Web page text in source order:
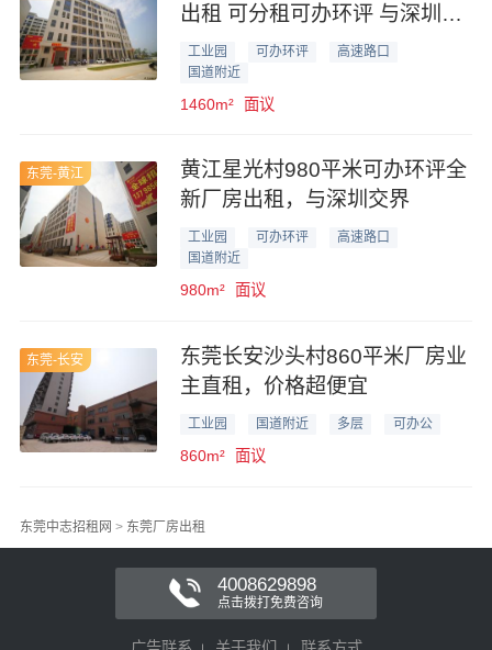
出租 可分租可办环评 与深圳交
界
工业园 可办环评
高速路口
国道附近
1460m² 面议
东莞-黄江
黄江星光村980平米可办环评全
新厂房出租，与深圳交界
工业园 可办环评
高速路口
国道附近
980m² 面议
东莞-长安
东莞长安沙头村860平米厂房业
主直租，价格超便宜
工业园 国道附近 多层 可办公
860m² 面议
东莞中志招租网 > 东莞厂房出租
4008629898
点击拨打免费咨询